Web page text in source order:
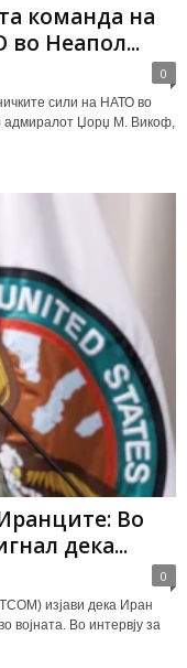
команда на
во Неапол...
0
сили на НАТО во
адмиралот Џорџ М. Викоф,
Во
дека...
0
изјави дека Иран
војната. Во интервју за